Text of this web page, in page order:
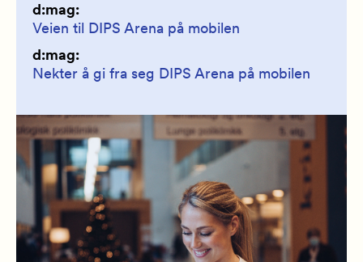
d:mag:
Veien til DIPS Arena på mobilen
d:mag:
Nekter å gi fra seg DIPS Arena på mobilen